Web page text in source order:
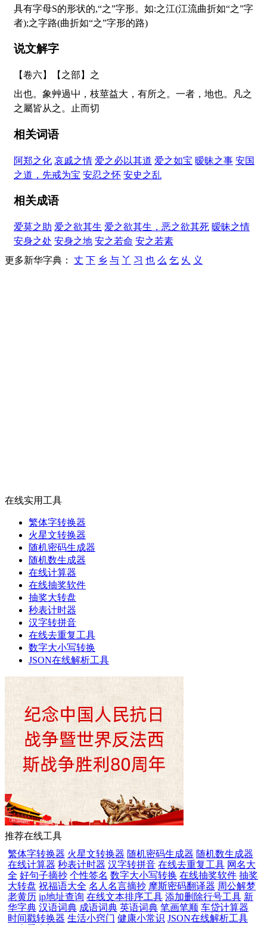
具有字母S的形状的,“之”字形。如:之江(江流曲折如“之”字
者);之字路(曲折如“之”字形的路)
说文解字
【卷六】【之部】 之
出也。象艸過屮，枝莖益大，有所之。一者，地也。凡之
之屬皆从之。止而切
相关词语
阿郑之化 哀戚之情 爱之必以其道 爱之如宝 暧昧之事 安国
之道，先戒为宝 安忍之怀 安史之乱
相关成语
爱莫之助 爱之欲其生 爱之欲其生，恶之欲其死 暧昧之情
安身之处 安身之地 安之若命 安之若素
更多新华字典： 丈 下 乡 与 丫 习 也 么 乞 乆 义
在线实用工具
繁体字转换器
火星文转换器
随机密码生成器
随机数生成器
在线计算器
在线抽奖软件
抽奖大转盘
秒表计时器
汉字转拼音
在线去重复工具
数字大小写转换
JSON在线解析工具
推荐在线工具
繁体字转换器 火星文转换器 随机密码生成器 随机数生成器
在线计算器 秒表计时器 汉字转拼音 在线去重复工具 网名大
全 好句子摘抄 个性签名 数字大小写转换 在线抽奖软件 抽奖
大转盘 祝福语大全 名人名言摘抄 摩斯密码翻译器 周公解梦
老黄历 ip地址查询 在线文本排序工具 添加删除行号工具 新
华字典 汉语词典 成语词典 英语词典 笔画笔顺 车贷计算器
时间戳转换器 生活小窍门 健康小常识 JSON在线解析工具